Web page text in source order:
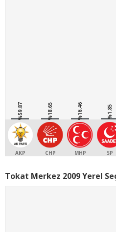
%59.87
AKP
%18.65
CHP
%16.46
MHP
%1.85
SP
Tokat Merkez 2009 Yerel